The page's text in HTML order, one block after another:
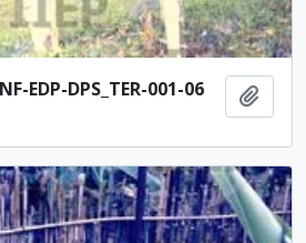
EDP-DPS_TER-001-06